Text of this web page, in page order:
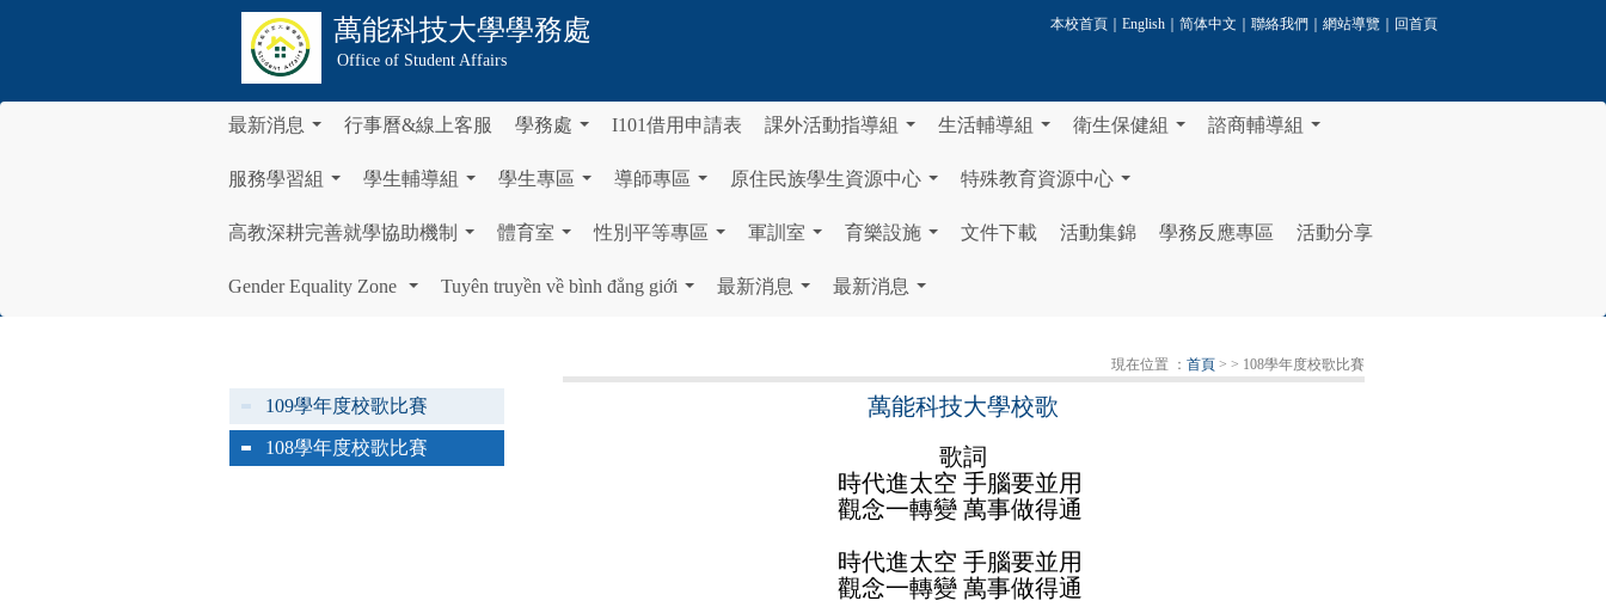
萬能科技大學學務處
Office of Student Affairs
本校首頁｜ English｜ 简体中文 聯絡我們 網站導覽｜ 回首頁
最新消息 行事曆&線上客服 學務處 I101借用申請表 課外活動指導組 生活輔導組 衛生保健組 諮商輔導組
服務學習組
學生輔導組 學生專區 導師專區 原住民族學生資源中心 特殊教育資源中心
高教深耕完善就學協助機制
體育室 性別平等專區 軍訓室 育樂設施 文件下載 活動集錦 學務反應專區 活動分享
Gender Equality Zone Tuyên truyền về bình đẳng giới 最新消息 最新消息
109學年度校歌比賽
108學年度校歌比賽
現在位置 ： 首頁 > > 108學年度校歌比賽
萬能科技大學校歌
歌詞
時代進太空 手腦要並用
觀念一轉變 萬事做得通
時代進太空 手腦要並用
觀念一轉變 萬事做得通